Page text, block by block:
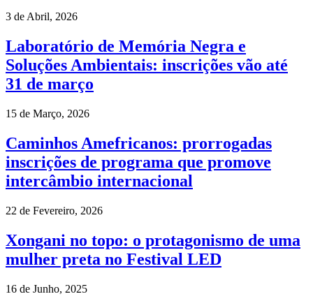
3 de Abril, 2026
Laboratório de Memória Negra e
Soluções Ambientais: inscrições vão até
31 de março
15 de Março, 2026
Caminhos Amefricanos: prorrogadas
inscrições de programa que promove
intercâmbio internacional
22 de Fevereiro, 2026
Xongani no topo: o protagonismo de uma
mulher preta no Festival LED
16 de Junho, 2025